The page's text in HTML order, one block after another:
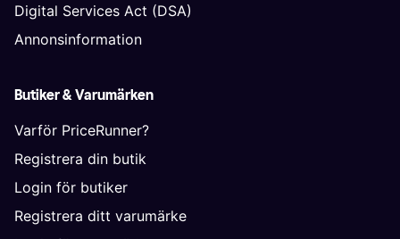
Digital Services Act (DSA)
Annonsinformation
Butiker & Varumärken
Varför PriceRunner?
Registrera din butik
Login för butiker
Registrera ditt varumärke